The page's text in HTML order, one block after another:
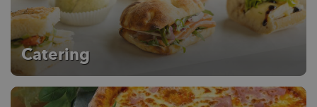
Catering